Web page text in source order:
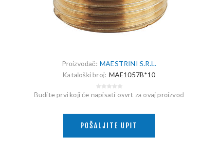
Proizvođač: MAESTRINI S.R.L.
Kataloški broj: MAE1057B*10
Budite prvi koji će napisati osvrt za ovaj proizvod
POŠALJITE UPIT